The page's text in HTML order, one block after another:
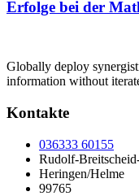
Erfolge bei der
Globally deploy
information without
Kontakte
036333 60155
Rudolf-
Heringen/Helme
99765